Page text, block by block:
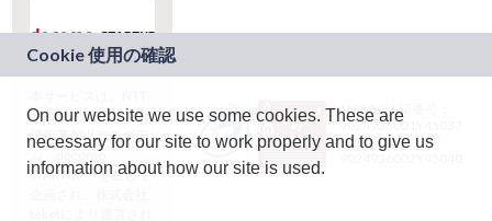
ドコモグループの新
規事業創出プログラ
ム「docomo
STARTUP」を通じて
JASRAC許諾番号：
9024936001Y45037
JASRAC許諾番号：
On our website we use some cookies. These are
necessary for our site to work properly and to give us
information about how our site is used.